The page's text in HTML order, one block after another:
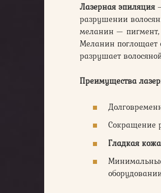
Лазерная эпиляция
разрушении
меланин — пигмент,
Меланин поглощает
разрушает
Преимущества
Сокращение
Гладкая кожа